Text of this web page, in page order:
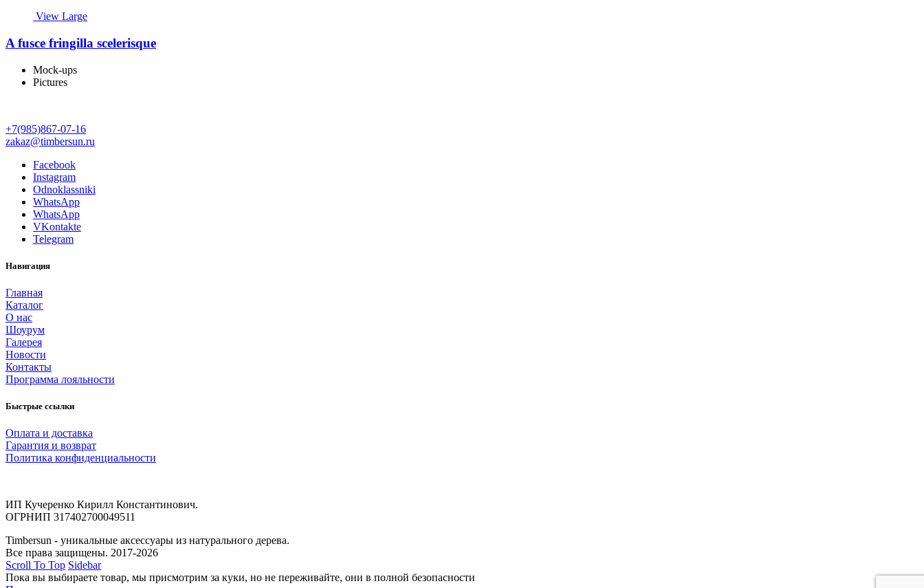
View Large
A fusce fringilla scelerisque
Mock-ups
Pictures
+7(985)867-07-16
zakaz@timbersun.ru
Facebook
Instagram
Odnoklassniki
WhatsApp
WhatsApp
VKontakte
Telegram
Навигация
Главная
Каталог
О нас
Шоурум
Галерея
Новости
Контакты
Программа лояльности
Быстрые ссылки
Оплата и доставка
Гарантия и возврат
Политика конфиденциальности
ИП Кучеренко Кирилл Константинович.
ОГРНИП 317402700049511
Timbersun - уникальные аксессуары из натурального дерева.
Все права защищены. 2017-2026
Scroll To Top Sidebar
Пока вы выбираете товар, мы присмотрим за куки, но не переживайте, они в полной безопасности